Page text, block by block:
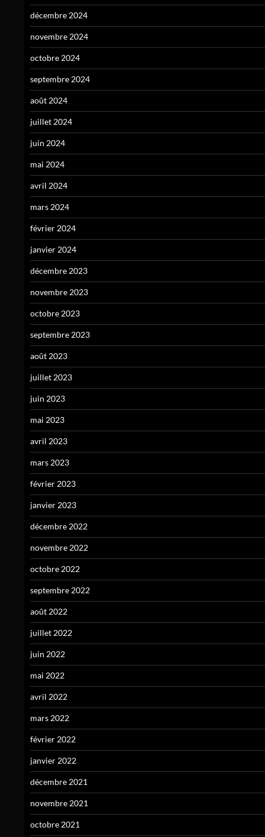
décembre 2024
novembre 2024
octobre 2024
septembre 2024
août 2024
juillet 2024
juin 2024
mai 2024
avril 2024
mars 2024
février 2024
janvier 2024
décembre 2023
novembre 2023
octobre 2023
septembre 2023
août 2023
juillet 2023
juin 2023
mai 2023
avril 2023
mars 2023
février 2023
janvier 2023
décembre 2022
novembre 2022
octobre 2022
septembre 2022
août 2022
juillet 2022
juin 2022
mai 2022
avril 2022
mars 2022
février 2022
janvier 2022
décembre 2021
novembre 2021
octobre 2021